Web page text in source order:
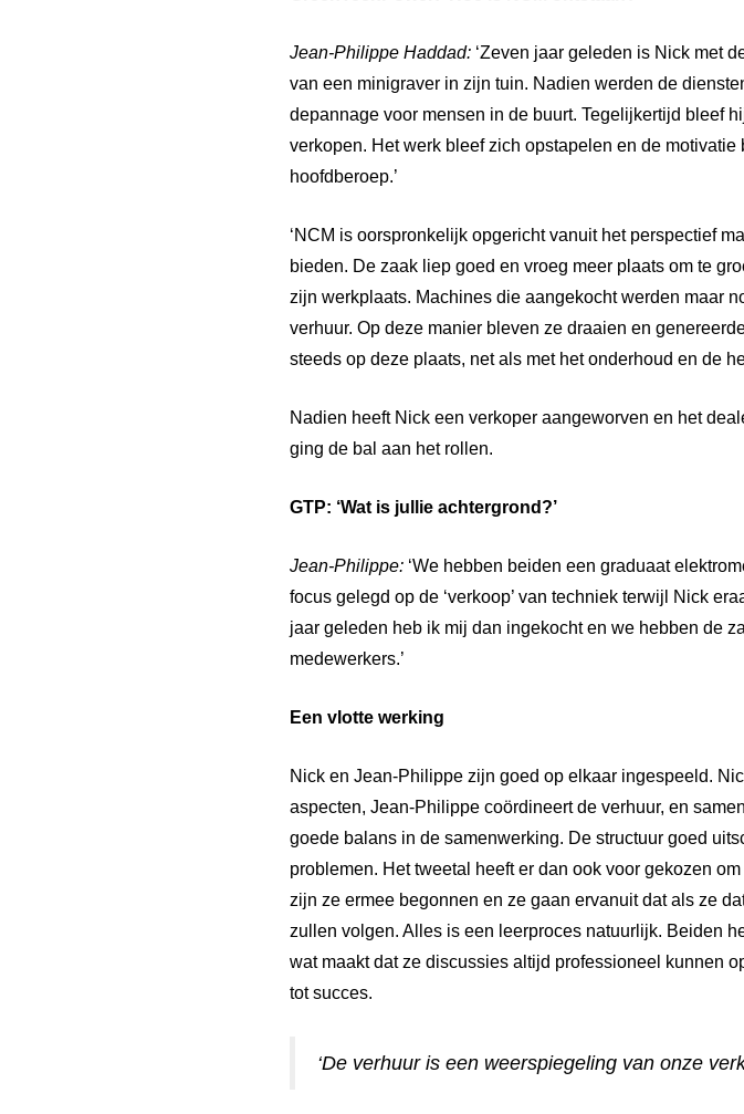
Jean-Philippe Haddad: ‘Zeven jaar geleden is Nick met
van een minigraver in zijn tuin. Nadien werden de
depannage voor mensen in de buurt. Tegelijkertijd bleef
verkopen. Het werk bleef zich opstapelen en de
hoofdberoep.’
‘NCM is oorspronkelijk opgericht vanuit het perspectief
bieden. De zaak liep goed en vroeg meer plaats om te
zijn werkplaats. Machines die aangekocht werden maar
verhuur. Op deze manier bleven ze draaien en
steeds op deze plaats, net als met het onderhoud en de
Nadien heeft Nick een verkoper aangeworven en het
ging de bal aan het rollen.
GTP: ‘Wat is jullie achtergrond?’
Jean-Philippe: ‘We hebben beiden een graduaat
focus gelegd op de ‘verkoop’ van techniek terwijl Nick
jaar geleden heb ik mij dan ingekocht en we hebben de
medewerkers.’
Een vlotte werking
Nick en Jean-Philippe zijn goed op elkaar ingespeeld.
aspecten, Jean-Philippe coördineert de verhuur, en
goede balans in de samenwerking. De structuur goed
problemen. Het tweetal heeft er dan ook voor gekozen
zijn ze ermee begonnen en ze gaan ervanuit dat als ze
zullen volgen. Alles is een leerproces natuurlijk. Beiden
wat maakt dat ze discussies altijd professioneel kunnen
tot succes.
‘De verhuur is een weerspiegeling van onze